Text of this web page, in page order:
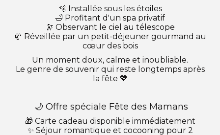
🫧 Installée sous les étoiles
🛁 Profitant d'un spa privatif
🔭 Observant le ciel au télescope
🥐 Réveillée par un petit-déjeuner gourmand au
cœur des bois
Un moment doux, calme et inoubliable.
Le genre de souvenir qui reste longtemps après
la fête 💖
🌙 Offre spéciale Fête des Mamans
🎁 Carte cadeau disponible immédiatement
✨ Séjour romantique et cocooning pour 2